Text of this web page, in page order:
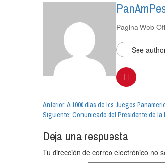
Pagina Web
See
Navegación
de
entradas
Anterior:A 1000 días de los Juegos
Siguiente: Comunicado del Presidente de
Deja una respuesta
Tu dirección de correo electrónico no